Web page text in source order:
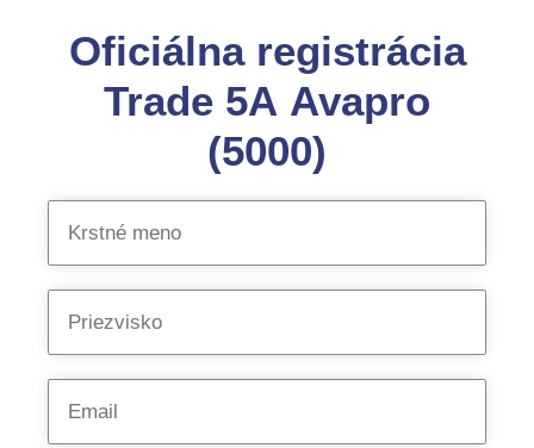
Oficiálna registrácia
Trade 5A Avapro
(5000)